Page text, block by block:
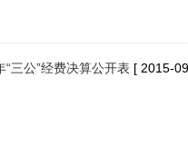
三公”经费决算公开表 [ 2015-